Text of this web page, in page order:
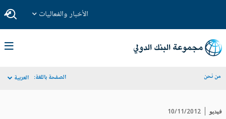
الأخبار والفعاليات
من نحن الصفحة باللغة: العربية
فيديو 10/11/2012